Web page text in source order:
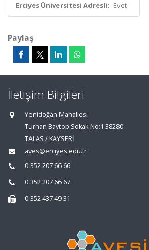
Erciyes Üniversitesi Adresli: Evet
Paylaş
İletişim Bilgileri
Yenidoğan Mahallesi
Turhan Baytop Sokak No:1 38280
TALAS / KAYSERİ
aves@erciyes.edu.tr
0 352 207 66 66
0 352 207 66 67
0 352 437 49 31